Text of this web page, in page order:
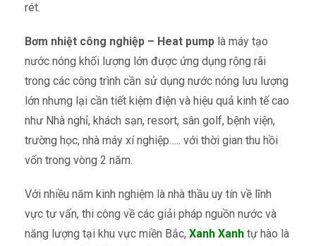
rét.
Bơm nhiệt công nghiệp – Heat pump là máy tạo
nước nóng khối lượng lớn được ứng dụng rộng rãi
trong các công trình cần sử dụng nước nóng lưu lượng
lớn nhưng lại cần tiết kiệm điện và hiệu quả kinh tế cao
như Nhà nghỉ, khách sạn, resort, sân golf, bệnh viện,
trường học, nhà máy xí nghiệp….. với thời gian thu hồi
vốn trong vòng 2 năm.
Với nhiều năm kinh nghiệm là nhà thầu uy tín về lĩnh
vực tư vấn, thi công về các giải pháp nguồn nước và
năng lượng tại khu vực miền Bắc, Xanh Xanh tự hào là